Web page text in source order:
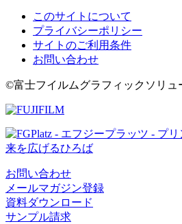
このサイトについて
プライバシーポリシー
サイトのご利用条件
お問い合わせ
©富士フイルムグラフィックソリュ
お問い合わせ
メールマガジン登録
資料ダウンロード
サンプル請求